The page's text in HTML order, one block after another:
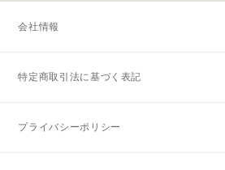
会社情報
特定商取引法に基づく表記
プライバシーポリシー